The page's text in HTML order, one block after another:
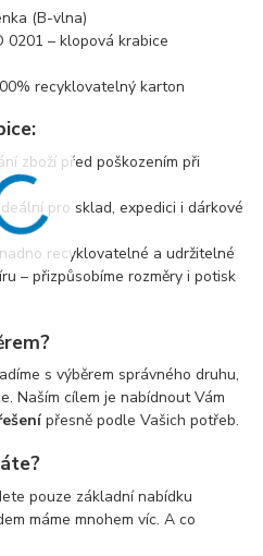
(B-vlna)
0201 – klopová krabice
recyklovatelný karton
zboží před poškozením při
pro sklad, expedici i dárkové
recyklovatelné a udržitelné
– přizpůsobíme rozměry i potisk
s výběrem správného druhu,
Naším cílem je nabídnout Vám
přesně podle Vašich potřeb.
pouze základní nabídku
máme mnohem víc. A co